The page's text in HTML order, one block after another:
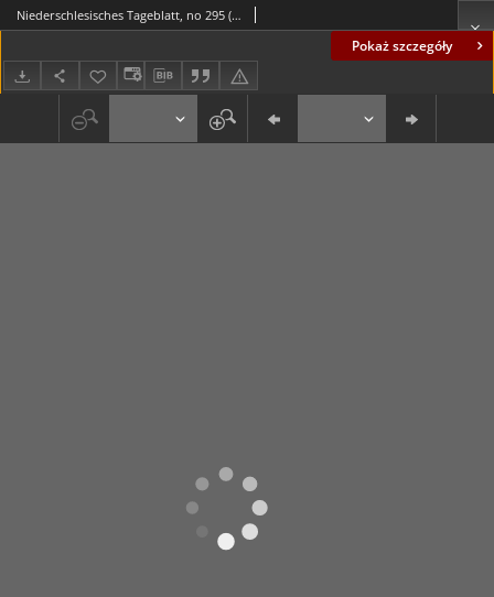
Pokaż szczegóły
Niederschlesisches Tageblatt, no 295 (Donnerstag, den 17. Dezember 1885)